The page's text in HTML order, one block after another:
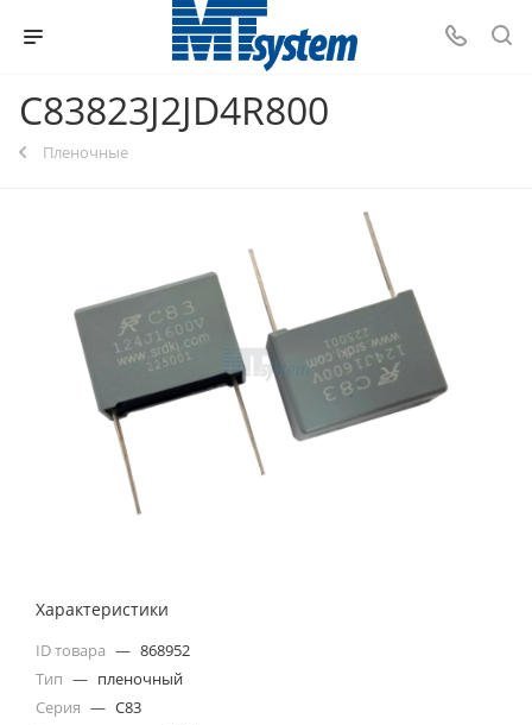
C83823J2JD4R800
Пленочные
Характеристики
ID товара — 868952
Тип — пленочный
Серия — C83